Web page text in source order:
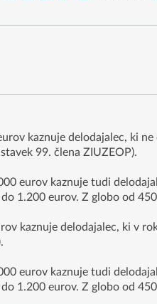
kaznuje delodajalec, ki
99. člena ZIUZEOP).
eurov kaznuje tudi
1.200 eurov. Z globo od
kaznuje delodajalec, ki v
eurov kaznuje tudi
1.200 eurov. Z globo od